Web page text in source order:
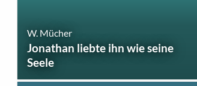
W. Mücher
Jonathan liebte ihn wie seine
Seele